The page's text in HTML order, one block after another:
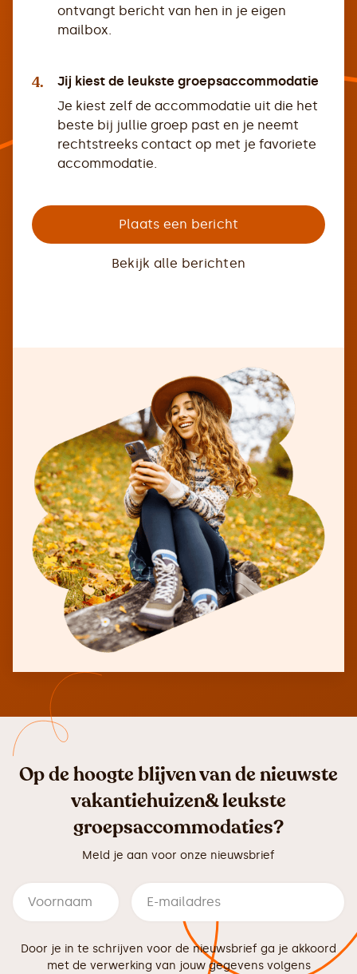
ontvangt bericht van hen in je eigen
mailbox.
4.
Jij kiest de leukste groepsaccommodatie
Je kiest zelf de accommodatie uit die het
beste bij jullie groep past en je neemt
rechtstreeks contact op met je favoriete
accommodatie.
Plaats een bericht
Bekijk alle berichten
Op de hoogte blijven van de nieuwste
vakantiehuizen& leukste
groepsaccommodaties?
Meld je aan voor onze nieuwsbrief
Door je in te schrijven voor de nieuwsbrief ga je akkoord
met de verwerking van jouw gegevens volgens